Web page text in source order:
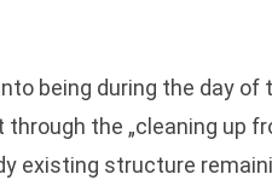
being during the day of
the „cleaning up
existing structure